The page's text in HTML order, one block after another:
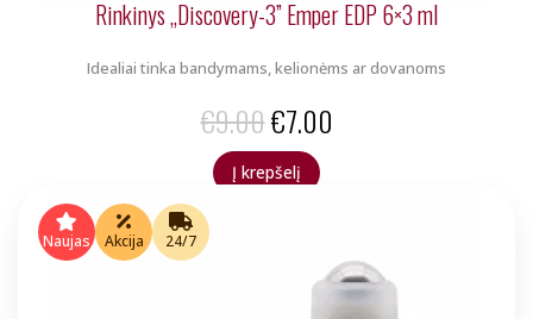
Rinkinys „Discovery-3” Emper EDP 6×3 ml
Idealiai tinka bandymams, kelionėms ar dovanoms
€9.00Original
price
€7.00
Į krepšelį
Naujas Akcija 24/7